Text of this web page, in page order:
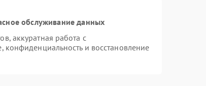
обслуживание данных
аккуратная работа с
и восстановление